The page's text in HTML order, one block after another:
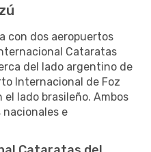
con dos aeropuertos
Cataratas
del lado argentino de
Internacional de Foz
el lado brasileño. Ambos
e